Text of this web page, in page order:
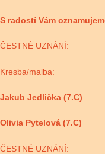
S radostí Vám
ČESTNÉ UZNÁNÍ:
Kresba/malba:
Jakub Jedlička (7.C)
Olivia Pytelová (7.C)
ČESTNÉ UZNÁNÍ: